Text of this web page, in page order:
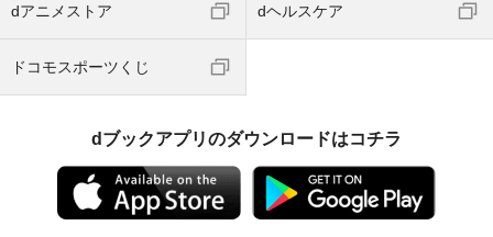
dアニメストア dヘルスケア
ドコモスポーツくじ
dブックアプリのダウンロードはコチラ